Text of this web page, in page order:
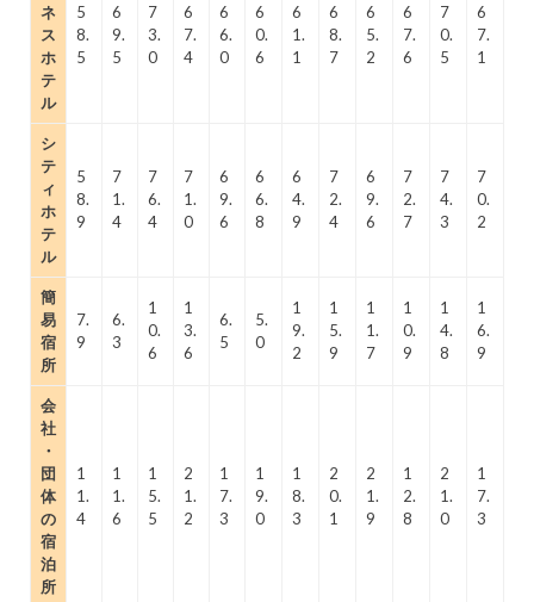
ネ
ス
ホ
テ
ル
5
8.
5
6
9.
5
7
3.
0
6
7.
4
6
6.
0
6
0.
6
6
1.
1
6
8.
7
6
5.
2
6
7.
6
7
0.
5
6
7.
1
シ
テ
ィ
ホ
テ
ル
5
8.
9
7
1.
4
7
6.
4
7
1.
0
6
9.
6
6
6.
8
6
4.
9
7
2.
4
6
9.
6
7
2.
7
7
4.
3
7
0.
2
簡
易
宿
所
7.
9
6.
3
1
0.
6
1
3.
6
6.
5
5.
0
1
9.
2
1
5.
9
1
1.
7
1
0.
9
1
4.
8
1
6.
9
会
社
・
団
体
の
宿
泊
所
1
1.
4
1
1.
6
1
5.
5
2
1.
2
1
7.
3
1
9.
0
1
8.
3
2
0.
1
2
1.
9
1
2.
8
2
1.
0
1
7.
3